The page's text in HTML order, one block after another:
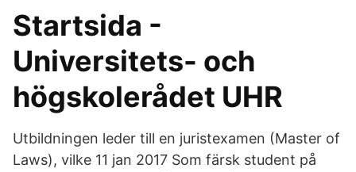
Startsida -
Universitets- och
högskolerådet UHR
Utbildningen leder till en juristexamen (Master of
Laws), vilke 11 jan 2017 Som färsk student på